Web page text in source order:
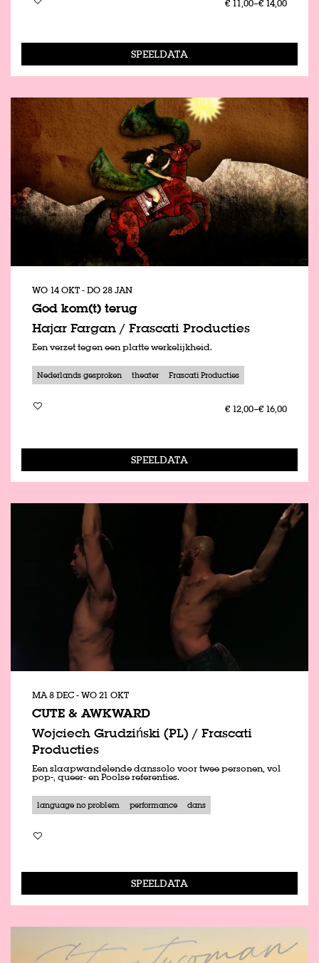
€ 11,00–€ 14,00
SPEELDATA
God kom(t) terug
Hajar Fargan / Frascati Producties
WO 14 OKT-DO 28 JAN
Een verzet tegen een platte werkelijkheid.
Nederlands gesproken theater Frascati Producties
€ 12,00–€ 16,00
SPEELDATA
CUTE & AWKWARD
Wojciech Grudziński (PL) / Frascati
Producties
MA 8 DEC-WO 21 OKT
Een slaapwandelende danssolo voor twee personen, vol
pop-, queer- en Poolse referenties.
language no problem performance dans
SPEELDATA